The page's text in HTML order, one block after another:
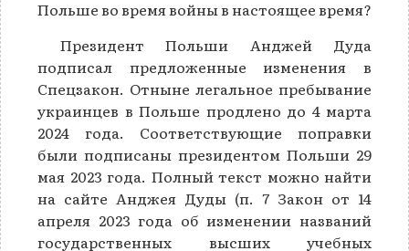
Польше во время войны в настоящее время?
Президент Польши Анджей Дуда
подписал предложенные изменения в
Спецзакон. Отныне легальное пребывание
украинцев в Польше продлено до 4 марта
2024 года. Соответствующие поправки
были подписаны президентом Польши 29
мая 2023 года. Полный текст можно найти
на сайте Анджея Дуды (п. 7 Закон от 14
апреля 2023 года об изменении названий
государственных высших учебных